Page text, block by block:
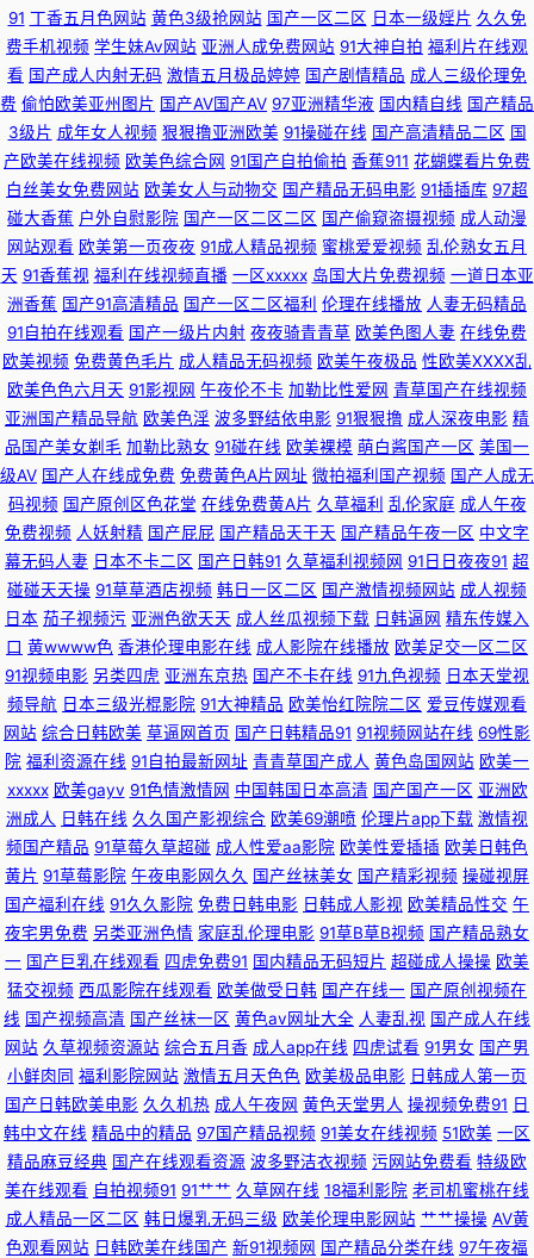
区二区 91大神麻豆精品 大香蕉在线观看8 人人摸人人爽av 91国产视频在线
久草社区在线 91夫妻交友视频 东方av最新网址 日韩新片无码 91人妻视频 国
产伊人41p 无码永久免费 91视频首页入口在线观看 男人天堂社区5月天 91饭
店丝袜足交福利彩票 国产片1024 亚洲欧美日韩丝袜网址 wwwav热 91tv福
利视频 大香蕉衣人 人妖伪娘视频 91n美女在线观看 国产成人综合视频在线
午夜寂寞看成人 欧美亚州性交AT 91探花一区在线 黄色小视频fft 在线播放成
人a 丁香五月色色婷 日韩成人网站 91干逼精品 草草精品 日韩另类无码偷拍
AV 91每日大赛 91综合探花 熟女偷拍视频 97手机电影院 久久香网站 五月天
五码 91伊人视频 久久国产欧洲 在线观看污网站 东京热久久 日韩精彩视频
91免费在线播放 国产性爱在线不卡影院 伊人9草在线 97超碰大香蕉 男人av
先锋资源网 91黄色操逼网站 91主播在线视频 美女和91 av搬运工 91自慰影
视 91大香蕉在线 丁香五月激情图片 国产91原创视频综合 婷婷福利导航 青草
青草视频 人妻先锋影音AV 久热服务AV 国产91aV福利电影 www日韩 AV天
堂色情亚洲成人 国内精品区 韩国av无码片 国产自产精品 91去网站 国产a母
子视频 黑丝国产在线 91www豆花 俺来也伦理黄 欧美色性交 国产资源网 香
蕉伊人久久 91资源人妻 麻豆先锋影视 91大神啪啪视频蜜桃 国产日韩乱码
91porn九色蝌蚪 国产二区v 污污色色视频网站 超碰在线社区 天美免费视频
99艹艹艹 日本a阿v免费视频 大香蕉怡红院院 婷婷五月论坛 www91日和操
日韩AV无码自拍 大香蕉精超碰 婷婷五月天se 92国产区 欧美毛多水多bb 91
社网址 91视频国产网站 精品操逼 91人人操人人妻 97不卡在线视频 超碰夜夜
撸视频 午夜国产老熟女 91国产视频在线观看免费 久草在线 人妻午夜天堂 国
91 丁香五月色网站 黄色3级抢网站 国产一区二区 日本一级婬片 久久免
费手机视频 学生妹Av网站 亚洲人成免费网站 91大神自拍 福利片在线观
看 国产成人内射无码 激情五月极品婷婷 国产剧情精品 成人三级伦理免
费 偷怕欧美亚州图片 国产AV国产AV 97亚洲精华液 国内精自线 国产精品
3级片 成年女人视频 狠狠撸亚洲欧美 91操碰在线 国产高清精品二区 国
产欧美在线视频 欧美色综合网 91国产自拍偷拍 香蕉911 花蝴蝶看片免费
白丝美女免费网站 欧美女人与动物交 国产精品无码电影 91插插库 97超
碰大香蕉 户外自慰影院 国产一区二区二区 国产偷窥盗摄视频 成人动漫
网站观看 欧美第一页夜夜 91成人精品视频 蜜桃爱爱视频 乱伦熟女五月
天 91香蕉视 福利在线视频直播 一区xxxxx 岛国大片免费视频 一道日本亚
洲香蕉 国产91高清精品 国产一区二区福利 伦理在线播放 人妻无码精品
91自拍在线观看 国产一级片内射 夜夜骑青青草 欧美色图人妻 在线免费
欧美视频 免费黄色毛片 成人精品无码视频 欧美午夜极品 性欧美ⅩⅩⅩⅩ乱
欧美色色六月天 91影视网 午夜伦不卡 加勒比性爱网 青草国产在线视频
亚洲国产精品导航 欧美色淫 波多野结依电影 91狠狠撸 成人深夜电影 精
品国产美女剃毛 加勒比熟女 91碰在线 欧美裸模 萌白酱国产一区 美国一
级AV 国产人在线成免费 免费黄色A片网址 微拍福利国产视频 国产人成无
码视频 国产原创区色花堂 在线免费黄A片 久草福利 乱伦家庭 成人午夜
免费视频 人妖射精 国产屁屁 国产精品天干天 国产精品午夜一区 中文字
幕无码人妻 日本不卡二区 国产日韩91 久草福利视频网 91日日夜夜91 超
碰碰天天操 91草草酒店视频 韩日一区二区 国产激情视频网站 成人视频
日本 茄子视频污 亚洲色欲天天 成人丝瓜视频下载 日韩逼网 精东传媒入
口 黄wwww色 香港伦理电影在线 成人影院在线播放 欧美足交一区二区
91视频电影 另类四虎 亚洲东京热 国产不卡在线 91九色视频 日本天堂视
频导航 日本三级光棍影院 91大神精品 欧美怡红院院二区 爱豆传媒观看
网站 综合日韩欧美 草逼网首页 国产日韩精品91 91视频网站在线 69性影
院 福利资源在线 91自拍最新网址 青青草国产成人 黄色岛国网站 欧美一
xxxxx 欧美gayv 91色情激情网 中国韩国日本高清 国产国产一区 亚洲欧
洲成人 日韩在线 久久国产影视综合 欧美69潮喷 伦理片app下载 激情视
频国产精品 91草莓久草超碰 成人性爱aa影院 欧美性爱插插 欧美日韩色
黄片 91草莓影院 午夜电影网久久 国产丝袜美女 国产精彩视频 操碰视屏
国产福利在线 91久久影院 免费日韩电影 日韩成人影视 欧美精品性交 午
夜宅男免费 另类亚洲色情 家庭乱伦理电影 91草B草B视频 国产精品熟女
一 国产巨乳在线观看 四虎免费91 国内精品无码短片 超碰成人操操 欧美
猛交视频 西瓜影院在线观看 欧美做受日韩 国产在线一 国产原创视频在
线 国产视频高清 国产丝袜一区 黄色av网址大全 人妻乱视 国产成人在线
网站 久草视频资源站 综合五月香 成人app在线 四虎试看 91男女 国产男
小鲜肉同 福利影院网站 激情五月天色色 欧美极品电影 日韩成人第一页
国产日韩欧美电影 久久机热 成人午夜网 黄色天堂男人 操视频免费91 日
韩中文在线 精品中的精品 97国产精品视频 91美女在线视频 51欧美 一区
精品麻豆经典 国产在线观看资源 波多野洁衣视频 污网站免费看 特级欧
美在线观看 自拍视频91 91艹艹 久草网在线 18福利影院 老司机蜜桃在线
成人精品一区二区 韩日爆乳无码三级 欧美伦理电影网站 艹艹操操 AV黄
色观看网站 日韩欧美在线国产 新91视频网 国产精品分类在线 97午夜福